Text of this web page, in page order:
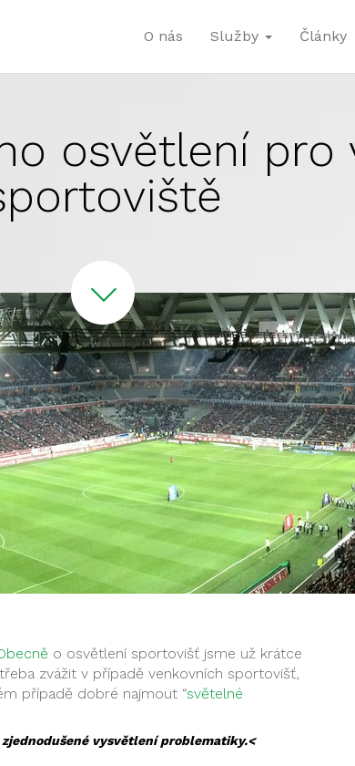
O nás Služby Články
osvětlení pro
o osvětlení sportovišť jsme už krátce
zvážit v případě venkovních sportovišť,
případě dobré najmout “světelné
vysvětlení problematiky.<